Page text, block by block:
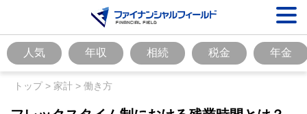
人気 年収 相続 税金 年金
トップ> 家計 > 働き方